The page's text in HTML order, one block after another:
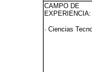
CAMPO DE
EXPERIENCIA:
· Ciencias